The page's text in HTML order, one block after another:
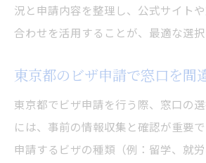
況と申請内容を整理し、公式サイト
合わせを活用することが、最適な選択
東京都のビザ申請で窓口を間
東京都でビザ申請を行う際、窓口の
には、事前の情報収集と確認が重要
申請するビザの種類（例：留学、就